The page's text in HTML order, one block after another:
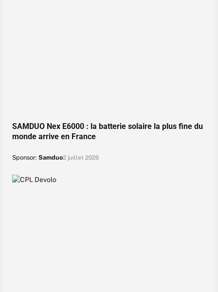
SAMDUO Nex E6000 : la batterie solaire la plus fine du
monde arrive en France
Sponsor: Samduo2 juillet 2026